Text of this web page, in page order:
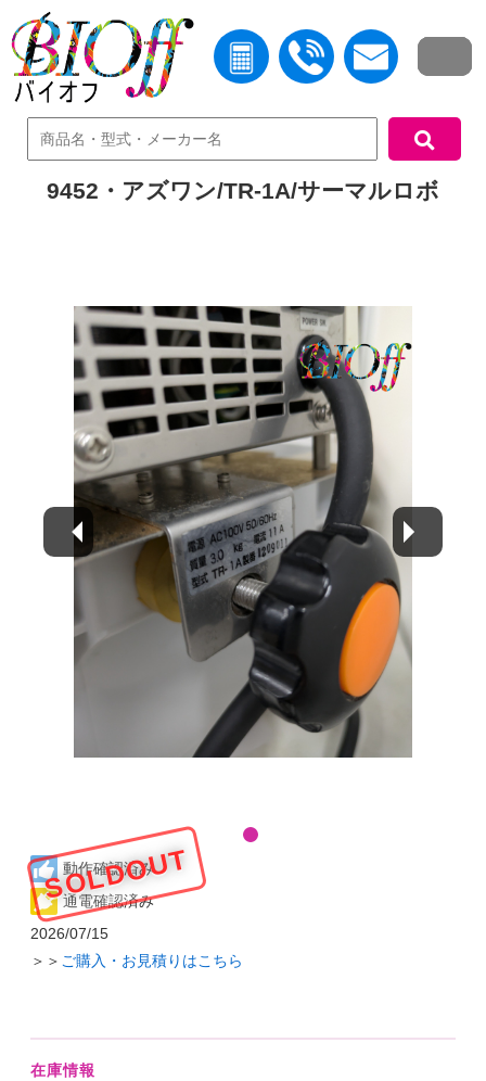
中古機器検索
9452・アズワン/TR-1A/サーマルロボ
SOLDOUT
動作確認済み
通電確認済み
2026/07/15
＞＞ ご購入・お見積りはこちら
在庫情報